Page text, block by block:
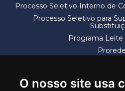
O nosso site usa
Processo Seletivo Interno de
Processo Seletivo para
Programa Leite
Prorede